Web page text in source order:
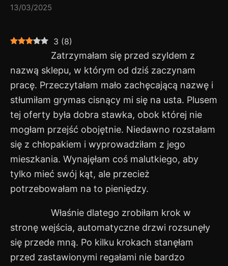
13/03/2025
3 (8)
Zatrzymałam się przed szyldem z
nazwą sklepu, w którym od dziś zaczynam
pracę. Przeczytałam mało zachęcającą nazwę i
stłumiłam grymas cisnący mi się na usta. Plusem
tej oferty była dobra stawka, obok której nie
mogłam przejść obojętnie. Niedawno rozstałam
się z chłopakiem i wyprowadziłam z jego
mieszkania. Wynajęłam coś malutkiego, aby
tylko mieć swój kąt, ale przecież
potrzebowałam na to pieniędzy.
Właśnie dlatego zrobiłam krok w
stronę wejścia, automatyczne drzwi rozsunęły
się przede mną. Po kilku krokach stanęłam
przed zastawionymi regałami nie bardzo